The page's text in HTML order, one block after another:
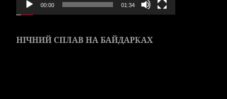
00:00 01:34
НІЧНИЙ СПЛАВ НА БАЙДАРКАХ